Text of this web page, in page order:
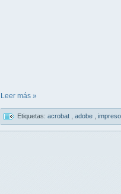
Leer más »
Etiquetas: acrobat adobe